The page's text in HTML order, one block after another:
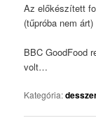
Az előkészített
(tűpróba nem
BBC GoodFood
volt…
Kategória: